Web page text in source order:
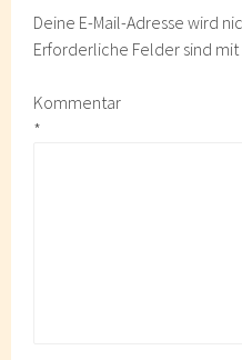
Deine E-Mail-Adresse wird
Erforderliche Felder sind mit
Kommentar
*